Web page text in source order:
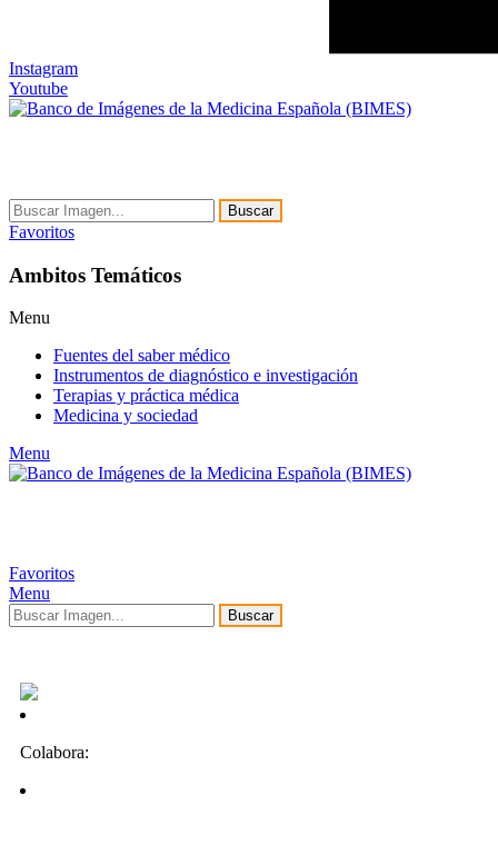
Instagram
Youtube
Buscar
Favoritos
Ambitos Temáticos
Menu
Fuentes del saber médico
Instrumentos de diagnóstico e investigación
Terapias y práctica médica
Medicina y sociedad
Menu
Favoritos
Menu
Buscar
Colabora: